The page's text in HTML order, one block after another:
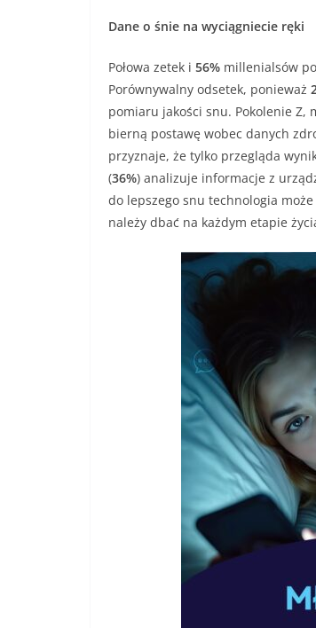
Dane o śnie na wyciągniecie ręki
Połowa zetek i 56% millenialsów
Porównywalny odsetek, ponieważ
pomiaru jakości snu. Pokolenie Z,
bierną postawę wobec danych
przyznaje, że tylko przegląda
(36%) analizuje informacje z
do lepszego snu technologia
należy dbać na każdym etapie